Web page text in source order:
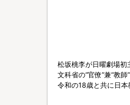
松坂桃李が日曜劇場初
文科省の“官僚”兼“教
令和の18歳と共に日